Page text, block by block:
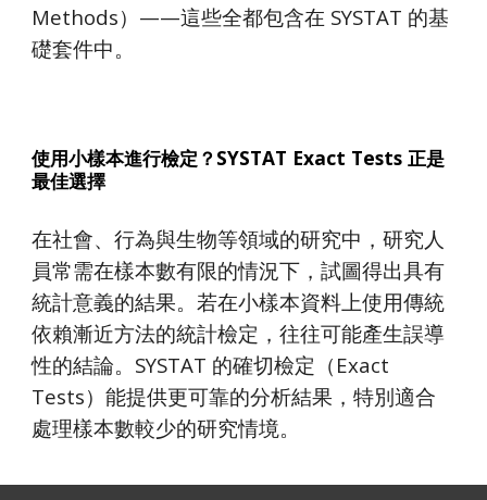
Methods）——這些全都包含在 SYSTAT 的基
礎套件中。
使用小樣本進行檢定？SYSTAT Exact Tests 正是
最佳選擇
在社會、行為與生物等領域的研究中，研究人
員常需在樣本數有限的情況下，試圖得出具有
統計意義的結果。若在小樣本資料上使用傳統
依賴漸近方法的統計檢定，往往可能產生誤導
性的結論。SYSTAT 的確切檢定（Exact
Tests）能提供更可靠的分析結果，特別適合
處理樣本數較少的研究情境。